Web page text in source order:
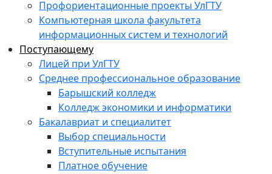
Профориентационные проекты УлГТУ
Компьютерная школа факультета
информационных систем и технологий
Поступающему
Лицей при УлГТУ
Среднее профессиональное образование
Барышский колледж
Колледж экономики и информатики
Бакалавриат и специалитет
Выбор специальности
Вступительные испытания
Платное обучение